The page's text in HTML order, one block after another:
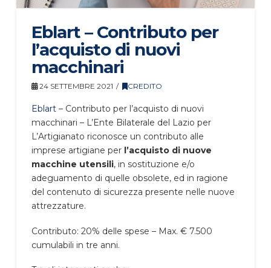
Eblart – Contributo per
l’acquisto di nuovi
macchinari
24 SETTEMBRE 2021 CREDITO
Eblart– Contributo per l’acquisto di nuovi
macchinari – L’Ente Bilaterale del Lazio per
L’Artigianato riconosce un contributo alle
imprese artigiane per l’acquisto di nuove
macchine utensili, in sostituzione e/o
adeguamento di quelle obsolete, ed in ragione
del contenuto di sicurezza presente nelle nuove
attrezzature.
Contributo: 20% delle spese – Max. € 7.500
cumulabili in tre anni.